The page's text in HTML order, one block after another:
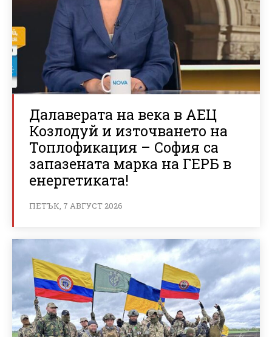
Далаверата на века в АЕЦ
Козлодуй и източването на
Топлофикация – София са
запазената марка на ГЕРБ в
енергетиката!
ПЕТЪК, 7 АВГУСТ 2026